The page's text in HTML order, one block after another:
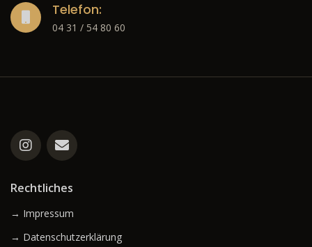
Telefon:
04 31 / 54 80 60
Rechtliches
→ Impressum
→ Datenschutzerklärung